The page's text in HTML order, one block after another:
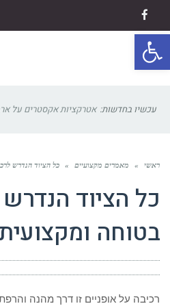
פתח סרגל נגישות
Facebook
תפריט
עכשיו בחדשות: אטרקציות אקסטרים על
ראשי » מאמרים מקצועיים » כל הציוד הנדרש
כל הציוד
בטוחה
רכיבה על אופניים זו דרך מהנה